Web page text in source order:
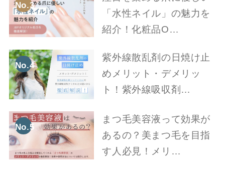
No.3
「水性ネイル」の魅力を
紹介！化粧品O…
No.4
紫外線散乱剤の日焼け止
めメリット・デメリッ
ト！紫外線吸収剤…
No.5
まつ毛美容液って効果が
あるの？美まつ毛を目指
す人必見！メリ…